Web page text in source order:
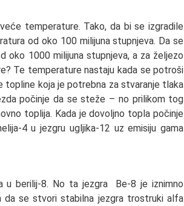
temperature. Tako, da bi se izgradile
od oko 100 milijuna stupnjeva. Da se
oko 1000 milijuna stupnjeva, a za željezo
Te temperature nastaju kada se potroši
topline koja je potrebna za stvaranje tlaka
počinje da se steže – no prilikom tog
toplija. Kada je dovoljno topla počinje
4 u jezgru ugljika-12 uz emisiju gama
u berilij-8. No ta jezgra Be-8 je iznimno
da se stvori stabilna jezgra trostruki alfa